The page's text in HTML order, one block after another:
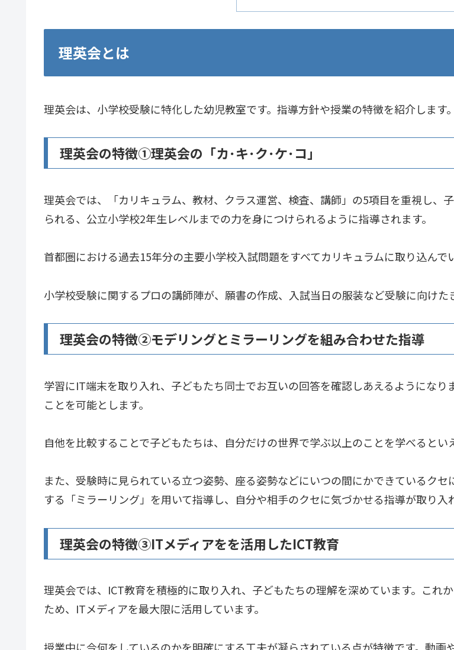
理英会とは
理英会は、小学校受験に特化した幼児教室です。指導方針や授業の特徴を紹介します。
理英会の特徴①理英会の「カ･キ･ク･ケ･コ」
理英会では、「カリキュラム、教材、クラス運営、検査、講師」の5項目を重視し、
られる、公立小学校2年生レベルまでの力を身につけられるように指導されます。
首都圏における過去15年分の主要小学校入試問題をすべてカリキュラムに取り込んで
小学校受験に関するプロの講師陣が、願書の作成、入試当日の服装など受験に向けた
理英会の特徴②モデリングとミラーリングを組み合わせた指導
学習にIT端末を取り入れ、子どもたち同士でお互いの回答を確認しあえるようにな
ことを可能とします。
自他を比較することで子どもたちは、自分だけの世界で学ぶ以上のことを学べるとい
また、受験時に見られている立つ姿勢、座る姿勢などにいつの間にかできているク
する「ミラーリング」を用いて指導し、自分や相手のクセに気づかせる指導が取り入
理英会の特徴➂ITメディアをを活用したICT教育
理英会では、ICT教育を積極的に取り入れ、子どもたちの理解を深めています。これ
ため、ITメディアを最大限に活用しています。